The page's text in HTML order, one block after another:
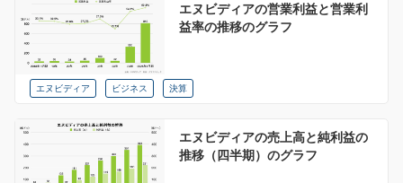
エヌビディアの営業利益と営業利
益率の推移のグラフ
エヌビディア ビジネス 決算
エヌビディアの売上高と純利益の
推移（四半期）のグラフ